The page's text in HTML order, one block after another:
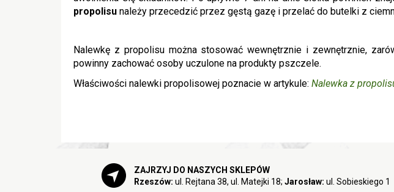
propolisu należy przecedzić przez gęstą gazę i przelać do butelki z
Nalewkę z propolisu można stosować wewnętrznie i zewnętrznie,
powinny zachować osoby uczulone na produkty pszczele.
Właściwości nalewki propolisowej poznacie w artykule: Nalewka z
ZAJRZYJ DO NASZYCH SKLEPÓW
Rzeszów: ul. Rejtana 38, ul. Matejki 18; Jarosław: ul. Sobieskiego 1